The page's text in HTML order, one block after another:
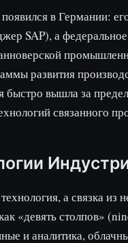
в Германии:
SAP), а федеральное
развития
быстро вышла за
связанного
а связка из
«девять столпов»
и аналитика,